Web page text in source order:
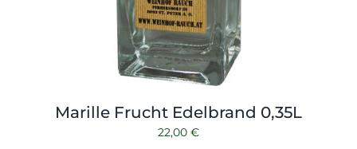
Marille Frucht Edelbrand 0,35L
22,00 €